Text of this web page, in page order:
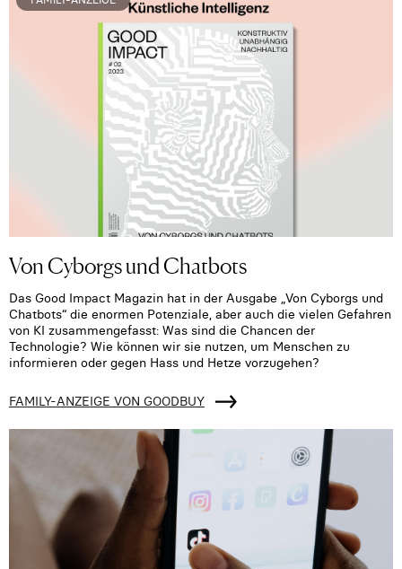
Von Cyborgs und Chatbots
Das Good Impact Magazin hat in der Ausgabe „Von Cyborgs und
Chatbots“ die enormen Potenziale, aber auch die vielen Gefahren
von KI zusammengefasst: Was sind die Chancen der
Technologie? Wie können wir sie nutzen, um Menschen zu
informieren oder gegen Hass und Hetze vorzugehen?
FAMILY-ANZEIGE VON GOODBUY